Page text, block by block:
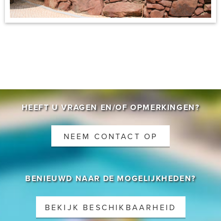
CONTACT
HEEFT U VRAGEN EN/OF OPMERKINGEN?
NEEM CONTACT OP
BENIEUWD NAAR DE MOGELIJKHEDEN?
BEKIJK BESCHIKBAARHEID